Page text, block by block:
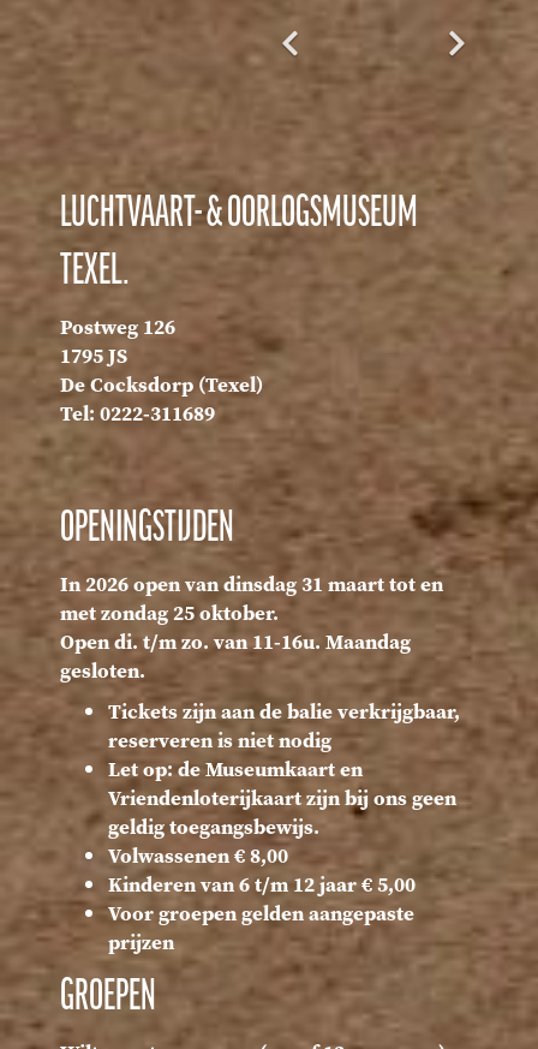
LUCHTVAART- & OORLOGSMUSEUM
TEXEL.
Postweg 126
1795 JS
De Cocksdorp (Texel)
Tel: 0222-311689
OPENINGSTIJDEN
In 2026 open van dinsdag 31 maart tot en
met zondag 25 oktober.
Open di. t/m zo. van 11-16u. Maandag
gesloten.
Tickets zijn aan de balie verkrijgbaar,
reserveren is niet nodig
Let op: de Museumkaart en
Vriendenloterijkaart zijn bij ons geen
geldig toegangsbewijs.
Volwassenen € 8,00
Kinderen van 6 t/m 12 jaar € 5,00
Voor groepen gelden aangepaste
prijzen
GROEPEN